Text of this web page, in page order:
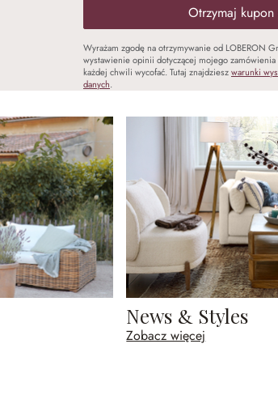
Otrzymaj
Wyrażam zgodę na otrzymywanie od LOBERON
wystawienie opinii dotyczącej mojego
każdej chwili wycofać. Tutaj znajdzieszwarunki
danych.
News & Styles
Zobacz więcej